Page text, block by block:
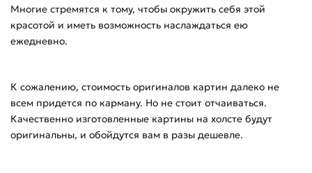
Многие стремятся к тому, чтобы окружить себя этой
красотой и иметь возможность наслаждаться ею
ежедневно.
К сожалению, стоимость оригиналов картин далеко не
всем придется по карману. Но не стоит отчаиваться.
Качественно изготовленные картины на холсте будут
оригинальны, и обойдутся вам в разы дешевле.